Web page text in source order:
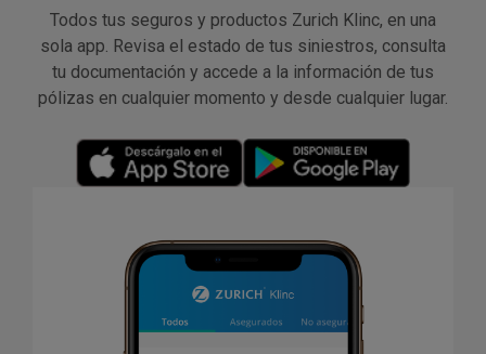
Todos tus seguros y productos Zurich Klinc, en una
sola app. Revisa el estado de tus siniestros, consulta
tu documentación y accede a la información de tus
pólizas en cualquier momento y desde cualquier lugar.